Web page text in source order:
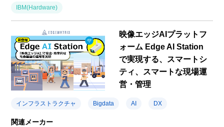
IBM(Hardware)
映像エッジAIプラットフ
ォーム Edge AI Station
で実現する、スマートシ
ティ、スマートな現場運
営・管理
インフラストラクチャ Bigdata AI DX
関連メーカー